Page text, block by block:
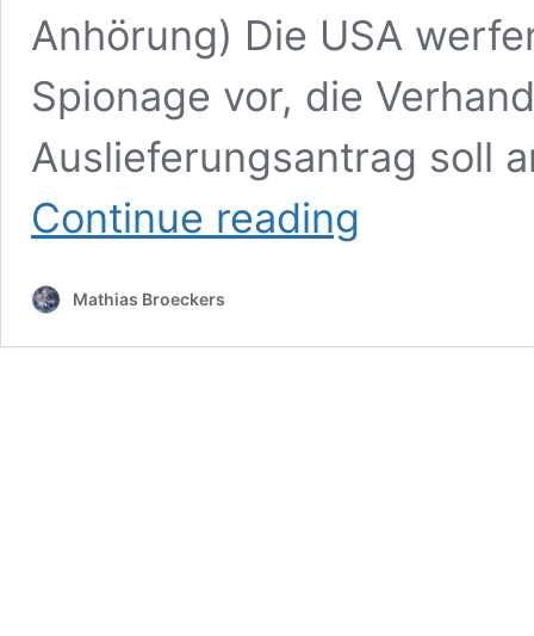
Anhörung) Die USA
Spionage vor, die
Auslieferungsantrag soll
Continue reading
Mathias Broeckers